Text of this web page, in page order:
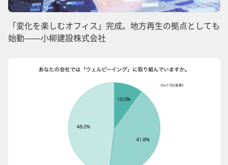
「変化を楽しむオフィス」完成。地方再生の拠点としても
始動——小柳建設株式会社